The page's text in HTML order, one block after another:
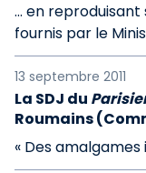
... en
fournis par le
13 septembre 2011
La SDJ du
Roumains
« Des